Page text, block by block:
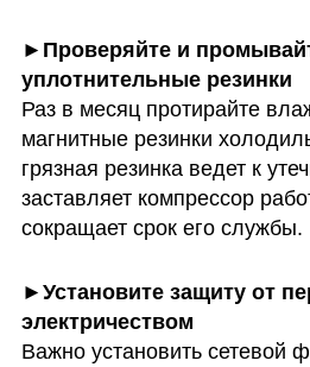
►Проверяйте и
Раз в месяц протирайте
магнитные резинки
грязная резинка ведет к
заставляет компрессор
сокращает срок его службы.
►Установите защиту от
Важно установить сетевой